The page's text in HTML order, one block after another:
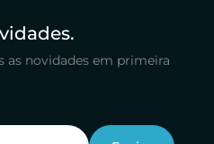
as novidades em primeira